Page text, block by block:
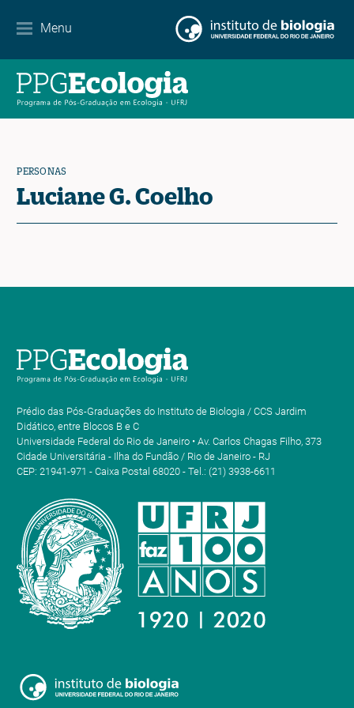
Menu
EN ES PT
PERSONAS
Luciane G. Coelho
Prédio das Pós-Graduações do Instituto de Biologia / CCS Jardim
Didático, entre Blocos B e C
Universidade Federal do Rio de Janeiro • Av. Carlos Chagas Filho, 373
Cidade Universitária - Ilha do Fundão / Rio de Janeiro - RJ
CEP: 21941-971 - Caixa Postal 68020 - Tel.: (21) 3938-6611